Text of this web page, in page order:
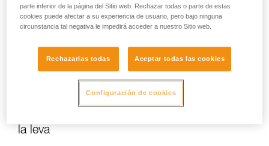
la leva
parte inferior de la página del Sitio web. Rechazar todas o parte de estas
cookies puede afectar a su experiencia de usuario, pero bajo ninguna
circunstancia tal negativa le impedirá acceder a nuestro Sitio web.
Rechazarlas todas Aceptar todas las cookies
Configuración de cookies